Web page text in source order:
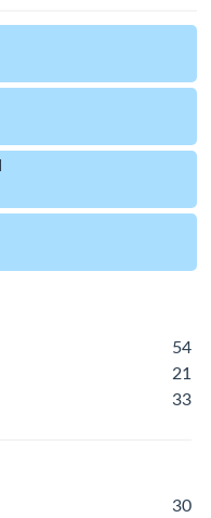
54
21
33
30